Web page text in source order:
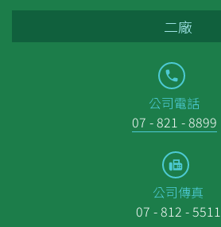
二廠
公司電話
07 - 821 - 8899
公司傳真
07 - 812 - 5511